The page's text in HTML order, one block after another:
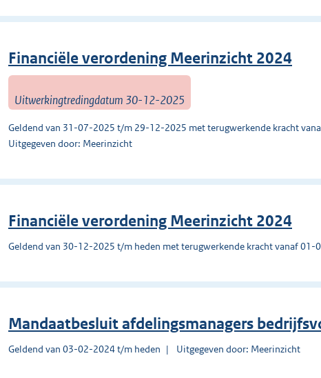
Financiële verordening Meerinzicht 2024
Uitwerkingtredingdatum 30-12-2025
Geldend van 31-07-2025 t/m 29-12-2025 met terugwerkende kracht
Uitgegeven door: Meerinzicht
Financiële verordening Meerinzicht 2024
Geldend van 30-12-2025 t/m heden met terugwerkende kracht vanaf 01-
Mandaatbesluit afdelingsmanagers
Geldend van 03-02-2024 t/m heden Uitgegeven door: Meerinzicht